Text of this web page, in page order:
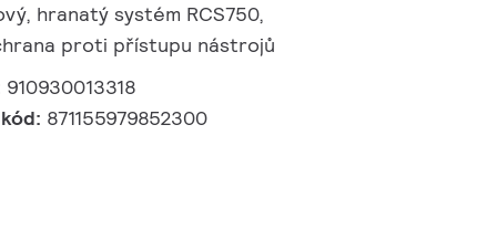
hranatý systém RCS750,
proti přístupu nástrojů
910930013318
871155979852300